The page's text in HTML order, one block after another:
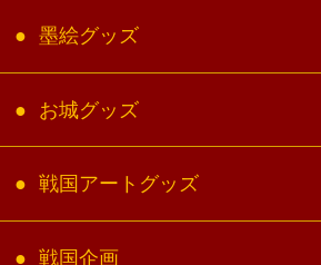
墨絵グッズ
お城グッズ
戦国アートグッズ
戦国企画